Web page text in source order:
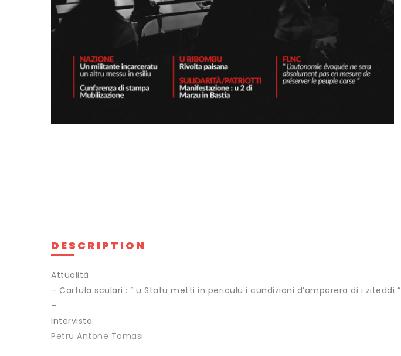
DESCRIPTION
Attualità
– Cartula sculari : ” u Statu metti in periculu i cundizioni d’amparera di i ziteddi ”
–
Intervista
Petru Antone Tomasi